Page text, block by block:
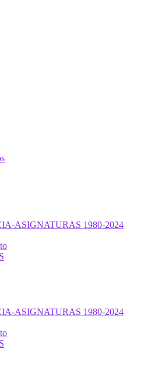
ASIGNATURAS 1980-2024
ASIGNATURAS 1980-2024